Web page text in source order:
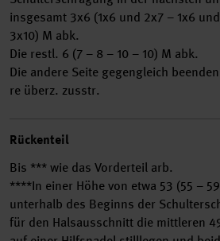
insgesamt 3x6 (1x6 und 2x7 – 1x6
3x10) M abk.
Die restl. 6 (7 – 8 – 10 – 10) M abk.
Die andere Seite gegengleich
re überz. zusstr.
Rückenteil
Bis *** wie das Vorderteil arb.
****In einer Höhe von etwa 53 (55 –
unterhalb des Beginns der
für den Halsausschnitt die mittleren